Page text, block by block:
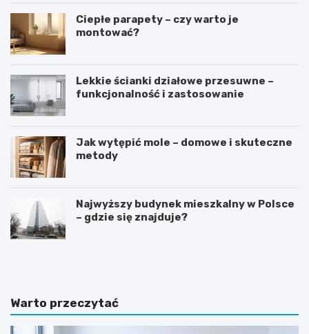
Ciepłe parapety – czy warto je
montować?
Lekkie ścianki działowe przesuwne –
funkcjonalność i zastosowanie
Jak wytępić mole – domowe i skuteczne
metody
Najwyższy budynek mieszkalny w Polsce
– gdzie się znajduje?
D
t
y
l
S
l
n
i
Warto przeczytać